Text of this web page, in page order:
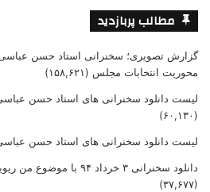
مطالب پربازدید
گزارش تصویری؛ سخنرانی استاد حسن عباسی
محوریت انتخابات مجلس (۱۵۸,۶۲۱)
لیست دانلود سخنرانی های استاد حسن عباسی &#۸۲۱۱;
(۶۰,۱۳۰)
لیست دانلود سخنرانی های استاد حسن عباسی –
دانلود سخنرانی ۳ خرداد ۹۴ با موضوع من ریویزیونیست‌ام، پس هستم!
(۳۷,۶۷۷)